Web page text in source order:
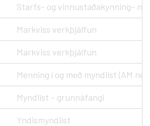
Starfs- og vinnustaðakynning-
Markviss verkþjálfun
Markviss verkþjálfun
Menning í og með myndlist (AM
Myndlist - grunnáfangi
Yndismyndlist